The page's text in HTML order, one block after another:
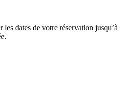
dates de votre réservation jusqu’à